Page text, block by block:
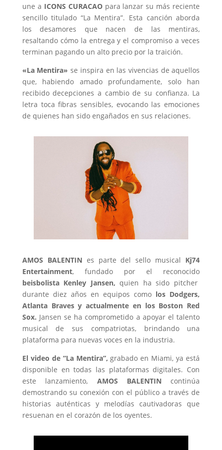
une a ICONS CURACAOpara lanzar su más reciente
sencillo titulado “La Mentira”. Esta canción aborda
los desamores que nacen de las mentiras,
resaltando cómo la entrega y el compromiso a veces
terminan pagando un alto precio por la traición.
«La Mentira» se inspira en las vivencias de aquellos
que, habiendo amado profundamente, solo han
recibido decepciones a cambio de su confianza. La
letra toca fibras sensibles, evocando las emociones
de quienes han sido engañados en sus relaciones.
AMOS BALENTIN es parte del sello musical Kj74
Entertainment, fundado por el reconocido
beisbolista Kenley Jansen, quien ha sido pitcher
durante diez años en equipos como los Dodgers,
Atlanta Braves y actualmente en los Boston Red
Sox. Jansen se ha comprometido a apoyar el talento
musical de sus compatriotas, brindando una
plataforma para nuevas voces en la industria.
El video de “La Mentira”, grabado en Miami, ya está
disponible en todas las plataformas digitales. Con
este lanzamiento, AMOS BALENTIN continúa
demostrando su conexión con el público a través de
historias auténticas y melodías cautivadoras que
resuenan en el corazón de los oyentes.